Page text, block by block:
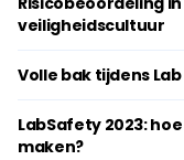
veiligheidscultuur
Volle bak tijdens
LabSafety 2023:
maken?